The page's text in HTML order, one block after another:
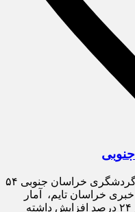
بازدید از جاذبه های فرهنگی تاریخی و گردشگری خراسان جنوبی ۵۴
خراسان تایم، آمار
اقامت و اسکان در خراسان جنوبی هم ۲۴ درصد افزایش داشته